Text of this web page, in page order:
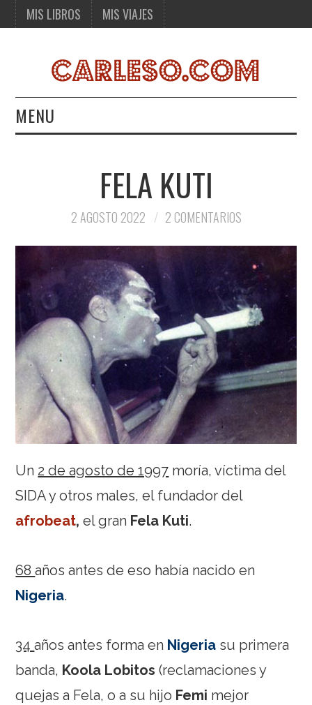
MIS LIBROS MIS VIAJES
MENU
MIS VIAJESFELA KUTI
2 AGOSTO 2022 2 COMENTARIOS
Un 2 de agosto de 1997 moría, víctima del
SIDA y otros males, el fundador del
afrobeat,el gran Fela Kuti.
68años antes de eso había nacido en
Nigeria.
34años antes forma en Nigeria su primera
banda, Koola Lobitos (reclamaciones y
quejas a Fela, o a su hijo Femi mejor